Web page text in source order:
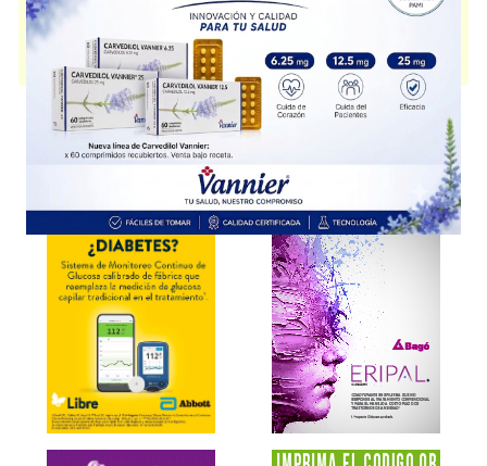
Es producido por
Lab Internacional Argentinoy cuenta con 1
presentación disponible.
Algunas presentaciones cuentan con cobertura PAMI.
Explorar más
Otros productos contravoprost
Otros productos deLab Internacional Argentino